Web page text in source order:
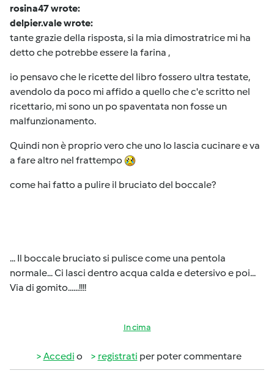
rosina47 wrote:
delpier.vale wrote:
tante grazie della risposta, si la mia dimostratrice mi ha
detto che potrebbe essere la farina ,
io pensavo che le ricette del libro fossero ultra testate,
avendolo da poco mi affido a quello che c'e scritto nel
ricettario, mi sono un po spaventata non fosse un
malfunzionamento.
Quindi non è proprio vero che uno lo lascia cucinare e va
a fare altro nel frattempo
come hai fatto a pulire il bruciato del boccale?
... Il boccale bruciato si pulisce come una pentola
normale... Ci lasci dentro acqua calda e detersivo e poi...
Via di gomito......!!!!
In cima
Accedi o registrati per poter commentare